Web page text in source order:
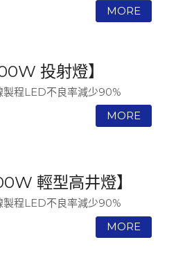
投射燈】
製程LED不良率減少90%
輕型高井燈】
製程LED不良率減少90%